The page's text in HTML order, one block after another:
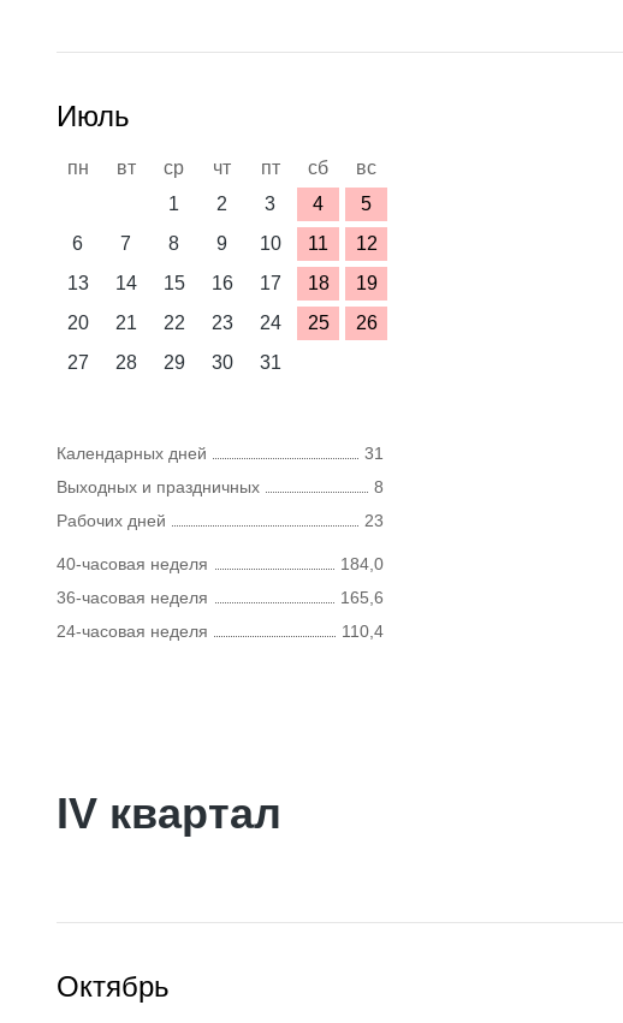
Июль
пн вт ср чт пт сб
вс
1
2 3 4
5
6
7 8 9 10 11
12
13
14 15 16 17 18
19
20
21 22 23 24 25
26
27
28 29 30 31
Календарных дней
31
Выходных и праздничных
8
Рабочих дней
23
40-часовая неделя
184,0
36-часовая неделя
165,6
24-часовая неделя
110,4
IV квартал
Октябрь